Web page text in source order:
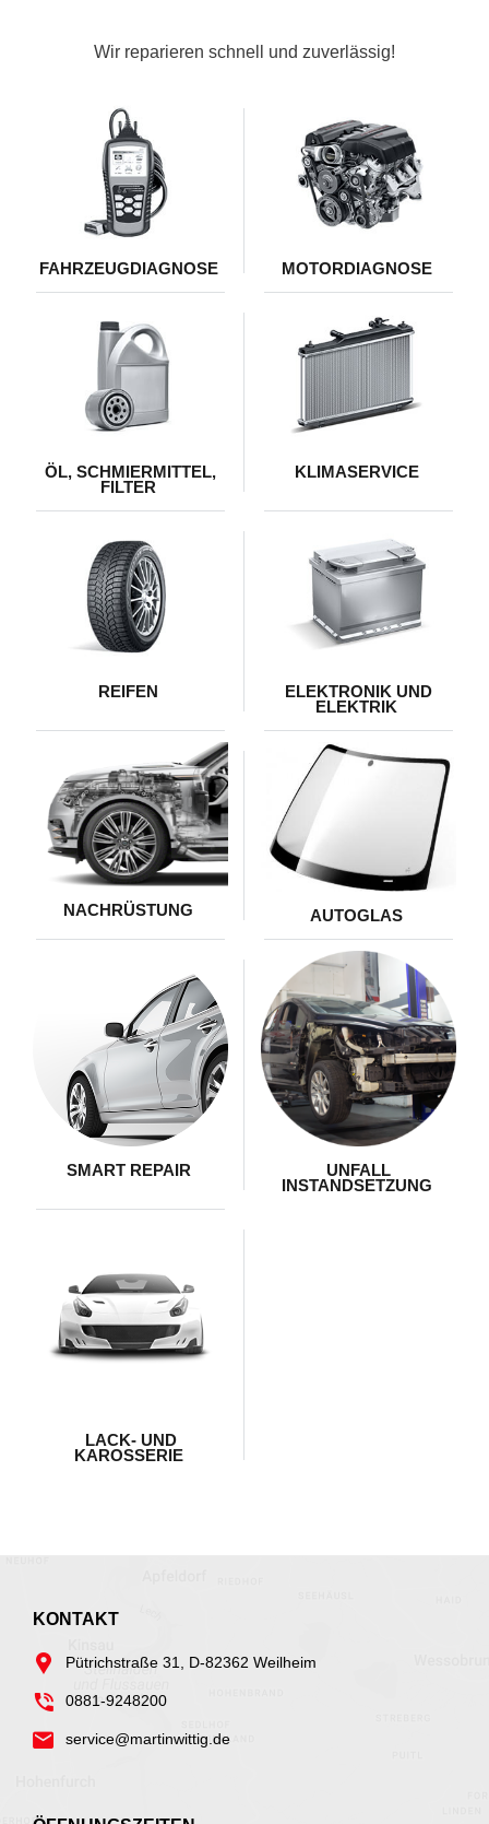
Wir reparieren schnell und zuverlässig!
FAHRZEUGDIAGNOSE MOTORDIAGNOSE
ÖL, SCHMIERMITTEL,
FILTER
KLIMASERVICE
REIFEN
ELEKTRONIK UND
ELEKTRIK
NACHRÜSTUNG AUTOGLAS
SMART REPAIR
UNFALL
INSTANDSETZUNG
LACK- UND
KAROSSERIE
KONTAKT
Pütrichstraße 31, D-82362 Weilheim
0881-9248200
service@martinwittig.de